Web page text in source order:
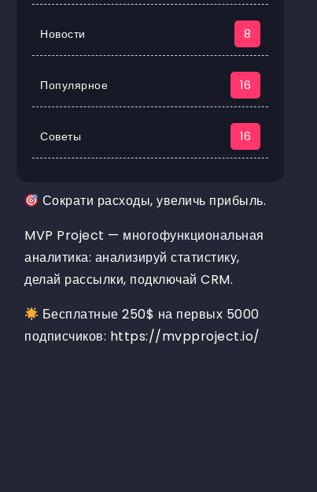
Новости 8
Популярное 16
Советы 16
Сократи расходы, увеличь прибыль.
MVP Project — многофункциональная
аналитика: анализируй статистику,
делай рассылки, подключай CRM.
Бесплатные 250$ на первых 5000
подписчиков: https://mvpproject.io/